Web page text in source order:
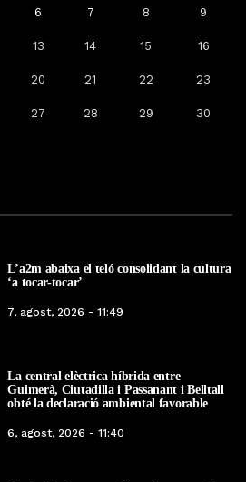
6 7 8 9
13 14 15 16
20 21 22 23
27 28 29 30
L’a2m abaixa el teló consolidant la cultura
‘a tocar-tocar’
7, agost, 2026 - 11:49
La central elèctrica híbrida entre
Guimerà, Ciutadilla i Passanant i Belltall
obté la declaració ambiental favorable
6, agost, 2026 - 11:40